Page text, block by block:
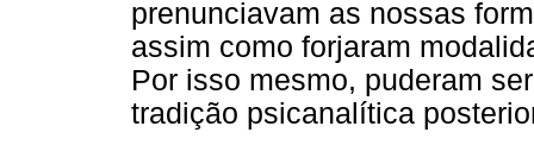
prenunciavam as nossas
assim como forjaram
Por isso mesmo, puderam
tradição psicanalítica